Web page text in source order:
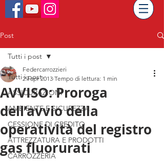
Post
Tutti i post
ASSICURAZIONI
AMBIENTE E SICUREZZA
CESSIONE DI CREDITO
ATTREZZATURA E PRODOTTI
CARROZZERIA
Tutti i post
AVVISO: Proroga
dell’avvio della
operatività del registro
gas fluorurati
Federcarrozzieri
29 apr 2013 Tempo di lettura: 1 min